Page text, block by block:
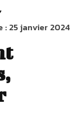
:25 janvier 2024